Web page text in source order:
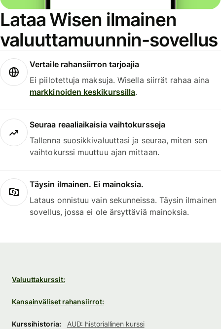
Lataa Wisen ilmainen
valuuttamuunnin-sovellus
Vertaile rahansiirron tarjoajia
Ei piilotettuja maksuja. Wisella siirrät rahaa aina
markkinoiden keskikurssilla.
Seuraa reaaliaikaisia vaihtokursseja
Tallenna suosikkivaluuttasi ja seuraa, miten sen
vaihtokurssi muuttuu ajan mittaan.
Täysin ilmainen. Ei mainoksia.
Lataus onnistuu vain sekunneissa. Täysin ilmainen
sovellus, jossa ei ole ärsyttäviä mainoksia.
Valuuttakurssit:
Kansainväliset rahansiirrot:
Kurssihistoria:
AUD: historiallinen kurssi